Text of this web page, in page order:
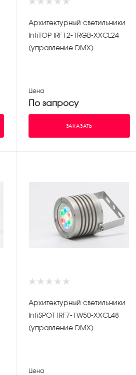
Архитектурный светильники
IntiTOP IRF12-1RGB-XXСL24
(управление DMX)
Цена
По запросу
ЗАКАЗАТЬ
Архитектурный светильники
IntiSPOT IRF7-1W50-XXCL48
(управление DMX)
Цена